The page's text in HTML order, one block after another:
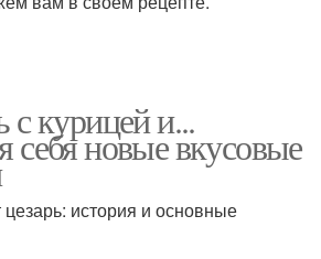
с курицей и...
себя новые вкусовые
цезарь: история и основные